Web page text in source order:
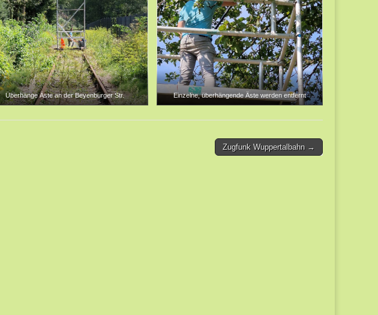
Überhänge Äste an der Beyenburger Str. Einzelne, überhängende Äste werden entfernt
Zugfunk Wuppertalbahn →